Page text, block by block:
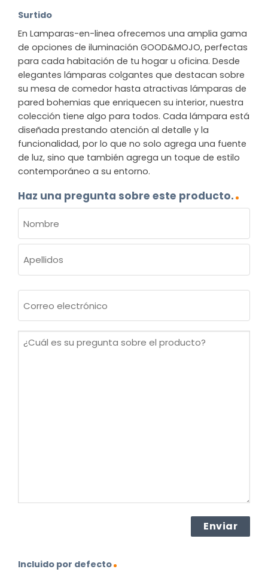
Surtido
En Lamparas-en-linea ofrecemos una amplia gama
de opciones de iluminación GOOD&MOJO, perfectas
para cada habitación de tu hogar u oficina. Desde
elegantes lámparas colgantes que destacan sobre
su mesa de comedor hasta atractivas lámparas de
pared bohemias que enriquecen su interior, nuestra
colección tiene algo para todos. Cada lámpara está
diseñada prestando atención al detalle y la
funcionalidad, por lo que no solo agrega una fuente
de luz, sino que también agrega un toque de estilo
contemporáneo a su entorno.
Haz una pregunta sobre este producto.
(OBLIGATORIO)
Nombre
electrónico
¿Cuál
Incluido por defecto